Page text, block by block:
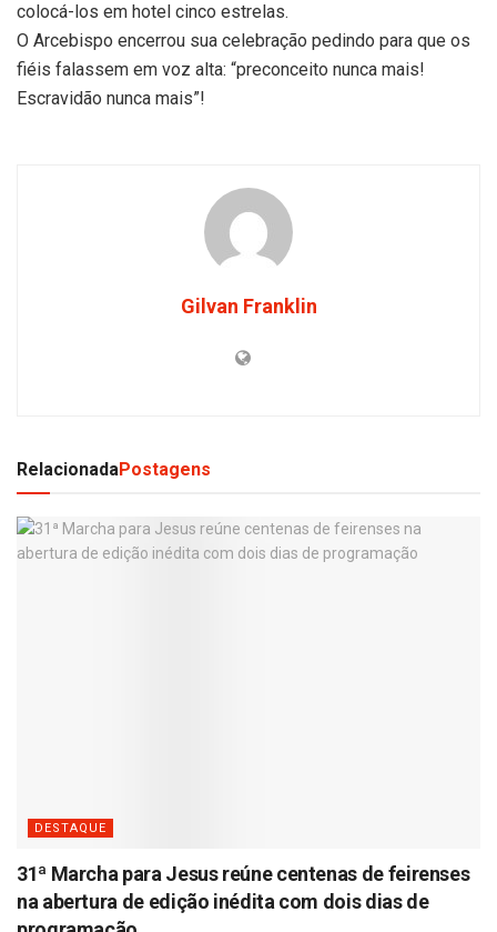
colocá-los em hotel cinco estrelas.
O Arcebispo encerrou sua celebração pedindo para que os
fiéis falassem em voz alta: “preconceito nunca mais!
Escravidão nunca mais”!
Gilvan Franklin
RelacionadaPostagens
DESTAQUE
31ª Marcha para Jesus reúne centenas de feirenses
na abertura de edição inédita com dois dias de